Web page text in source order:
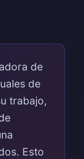
de
de
trabajo,
Esto